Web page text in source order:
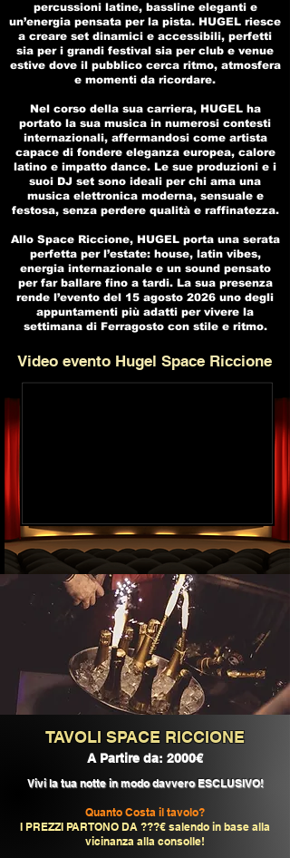
percussioni latine, bassline eleganti e
un’energia pensata per la pista. HUGEL riesce
a creare set dinamici e accessibili, perfetti
sia per i grandi festival sia per club e venue
estive dove il pubblico cerca ritmo, atmosfera
e momenti da ricordare.
Nel corso della sua carriera, HUGEL ha
portato la sua musica in numerosi contesti
internazionali, affermandosi come artista
capace di fondere eleganza europea, calore
latino e impatto dance. Le sue produzioni e i
suoi DJ set sono ideali per chi ama una
musica elettronica moderna, sensuale e
festosa, senza perdere qualità e raffinatezza.
Allo Space Riccione, HUGEL porta una serata
perfetta per l’estate: house, latin vibes,
energia internazionale e un sound pensato
per far ballare fino a tardi. La sua presenza
rende l’evento del 15 agosto 2026 uno degli
appuntamenti più adatti per vivere la
settimana di Ferragosto con stile e ritmo.
Video evento Hugel Space Riccione
TAVOLI SPACE RICCIONE
A Partire da: 2000€
Vivi la tua notte in modo davvero ESCLUSIVO!
Quanto Costa il tavolo?
I PREZZI PARTONO DA ???€ salendo in base alla
vicinanza alla consolle!